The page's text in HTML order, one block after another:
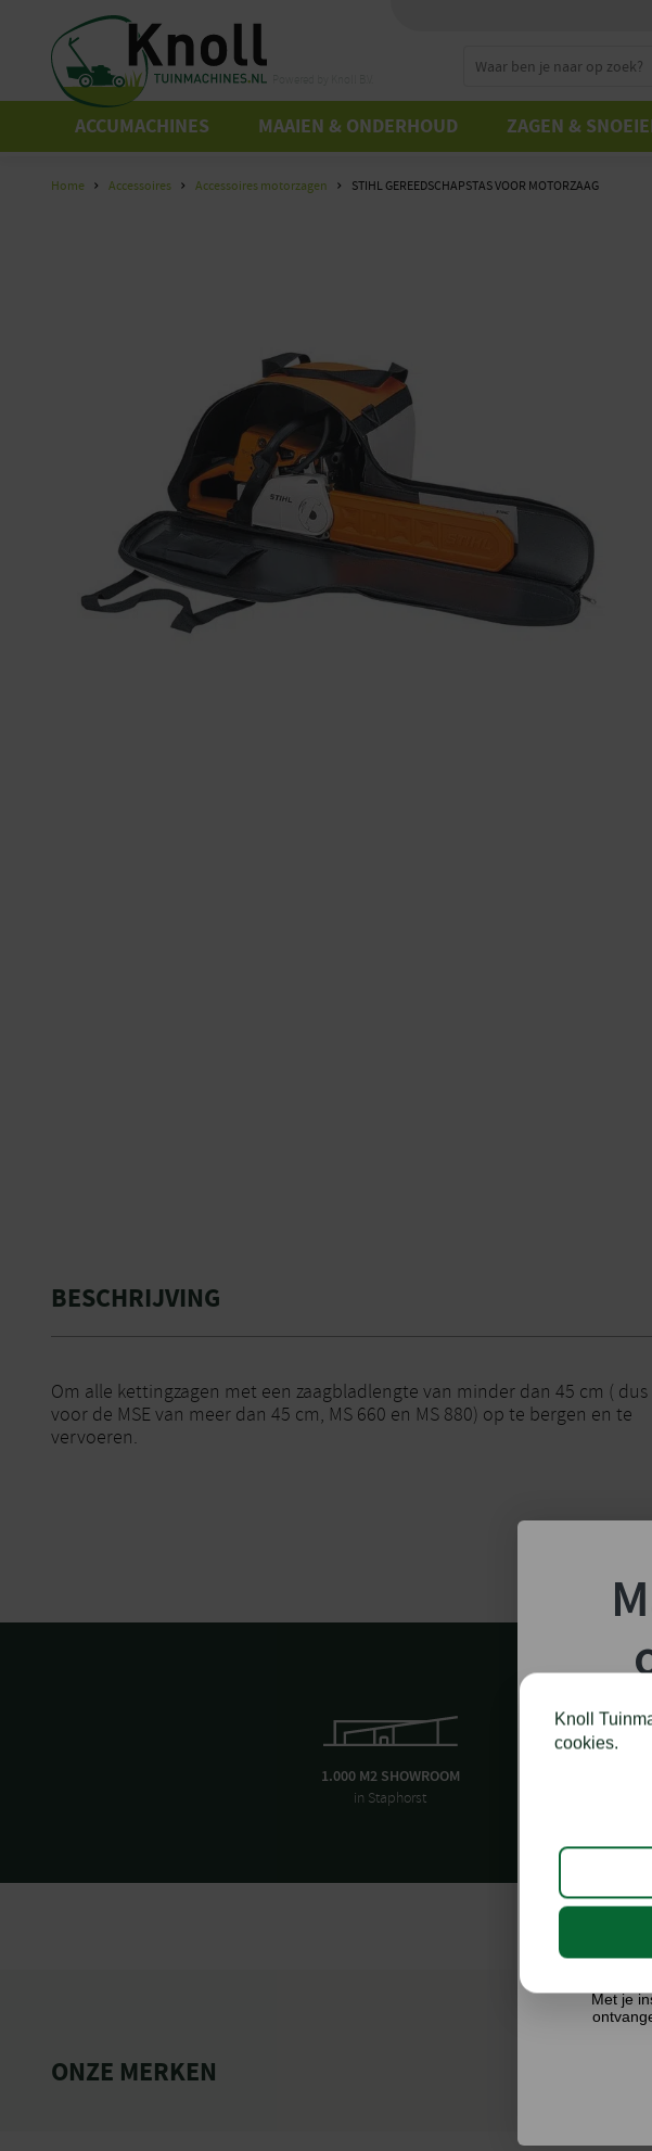
ACCUMACHINES MAAIEN & ONDERHOUD ZAGEN &
Home Accessoires Accessoires motorzagen STIHL GEREEDSCHAPSTAS VOOR MOTORZAAG
BESCHRIJVING
Om alle kettingzagen met een zaagbladlengte van minder dan 45 cm (
voor de MSE van meer dan 45 cm, MS 660 en MS 880) op te bergen en te
vervoeren.
1.000 M2 SHOWROOM
in Staphorst
ONZE MERKEN
Knoll
cookies.
Met je